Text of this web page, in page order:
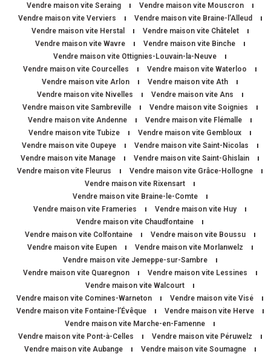
Vendre maison vite Seraing
Vendre maison vite Mouscron
Vendre maison vite Verviers
Vendre maison vite Braine-l’Alleud
Vendre maison vite Herstal
Vendre maison vite Châtelet
Vendre maison vite Wavre
Vendre maison vite Binche
Vendre maison vite Ottignies-Louvain-la-Neuve
Vendre maison vite Courcelles
Vendre maison vite Waterloo
Vendre maison vite Arlon
Vendre maison vite Ath
Vendre maison vite Nivelles
Vendre maison vite Ans
Vendre maison vite Sambreville
Vendre maison vite Soignies
Vendre maison vite Andenne
Vendre maison vite Flémalle
Vendre maison vite Tubize
Vendre maison vite Gembloux
Vendre maison vite Oupeye
Vendre maison vite Saint-Nicolas
Vendre maison vite Manage
Vendre maison vite Saint-Ghislain
Vendre maison vite Fleurus
Vendre maison vite Grâce-Hollogne
Vendre maison vite Rixensart
Vendre maison vite Braine-le-Comte
Vendre maison vite Frameries
Vendre maison vite Huy
Vendre maison vite Chaudfontaine
Vendre maison vite Colfontaine
Vendre maison vite Boussu
Vendre maison vite Eupen
Vendre maison vite Morlanwelz
Vendre maison vite Jemeppe-sur-Sambre
Vendre maison vite Quaregnon
Vendre maison vite Lessines
Vendre maison vite Walcourt
Vendre maison vite Comines-Warneton
Vendre maison vite Visé
Vendre maison vite Fontaine-l’Évêque
Vendre maison vite Herve
Vendre maison vite Marche-en-Famenne
Vendre maison vite Pont-à-Celles
Vendre maison vite Péruwelz
Vendre maison vite Aubange
Vendre maison vite Soumagne